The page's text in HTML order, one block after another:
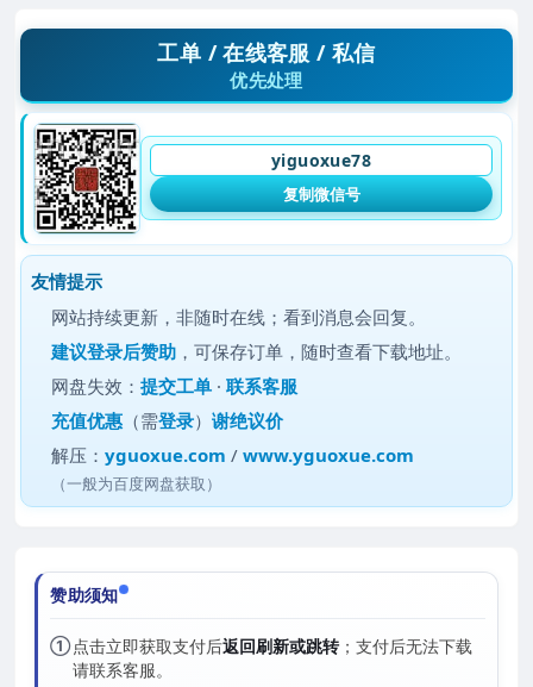
工单 / 在线客服 / 私信
优先处理
yiguoxue78
复制微信号
友情提示
网站持续更新，非随时在线；看到消息会回复。
建议登录后赞助 ，可保存订单，随时查看下载地址。
网盘失效：提交工单 ·联系客服
充值优惠 （需登录）谢绝议价
解压：yguoxue.com /www.yguoxue.com
（一般为百度网盘获取）
赞助须知
① 点击立即获取支付后返回刷新或跳转；支付后无法下载
请联系客服。